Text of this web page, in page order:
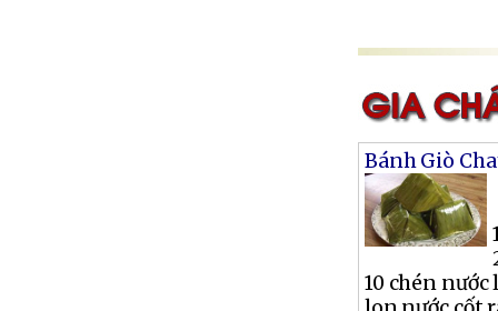
Bánh Giò
10 chén nước